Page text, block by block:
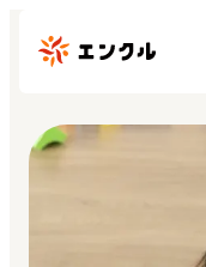
保育園・幼稚園を探す